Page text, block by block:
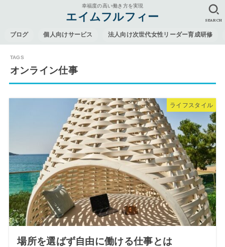
幸福度の高い働き方を実現
エイムフルフィー
ブログ 個人向けサービス 法人向け次世代女性リーダー育成研修
SEARCH
オンライン仕事
ライフスタイル
場所を選ばず自由に働ける仕事とは